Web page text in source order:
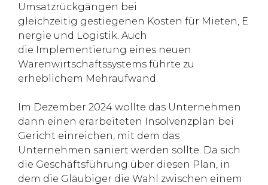
Umsatzrückgängen bei
gleichzeitig gestiegenen Kosten für Mieten, E
nergie und Logistik. Auch
die Implementierung eines neuen
Warenwirtschaftssystems führte zu
erheblichem Mehraufwand.
Im Dezember 2024 wollte das Unternehmen
dann einen erarbeiteten Insolvenzplan bei
Gericht einreichen, mit dem das
Unternehmen saniert werden sollte. Da sich
die Geschäftsführung über diesen Plan, in
dem die Gläubiger die Wahl zwischen einem